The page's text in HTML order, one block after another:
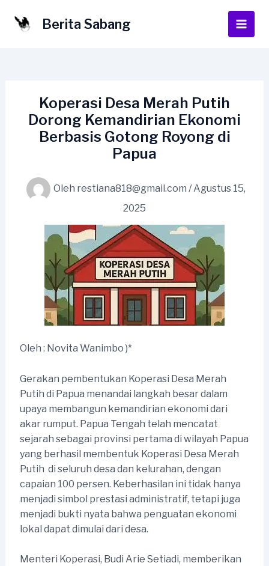
Berita Sabang
Main
Koperasi Desa Merah Putih
Dorong Kemandirian Ekonomi
Berbasis Gotong Royong di
Papua
Oleh restiana818@gmail.com /Agustus 15,
2025
Oleh : Novita Wanimbo )*
Gerakan pembentukan Koperasi Desa Merah
Putih di Papua menandai langkah besar dalam
upaya membangun kemandirian ekonomi dari
akar rumput. Papua Tengah telah mencatat
sejarah sebagai provinsi pertama di wilayah Papua
yang berhasil membentuk Koperasi Desa Merah
Putih di seluruh desa dan kelurahan, dengan
capaian 100 persen. Keberhasilan ini tidak hanya
menjadi simbol prestasi administratif, tetapi juga
menjadi bukti nyata bahwa penguatan ekonomi
lokal dapat dimulai dari desa.
Menteri Koperasi, Budi Arie Setiadi, memberikan